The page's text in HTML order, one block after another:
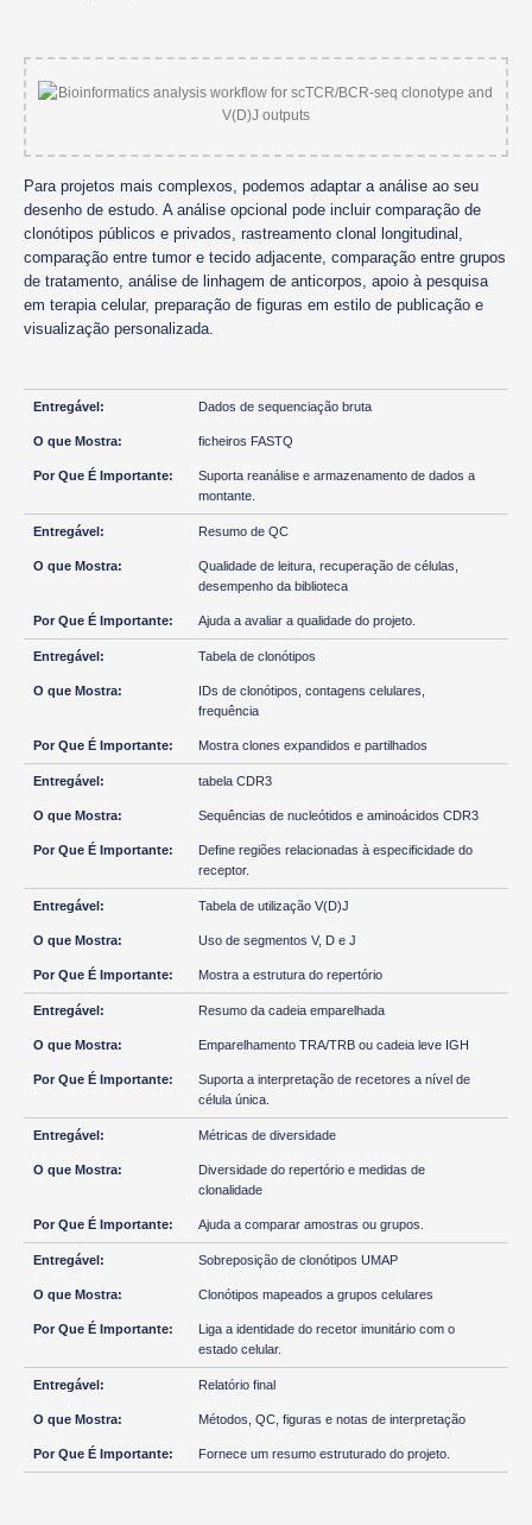
Para projetos mais complexos, podemos adaptar a análise ao seu
desenho de estudo. A análise opcional pode incluir comparação de
clonótipos públicos e privados, rastreamento clonal longitudinal,
comparação entre tumor e tecido adjacente, comparação entre grupos
de tratamento, análise de linhagem de anticorpos, apoio à pesquisa
em terapia celular, preparação de figuras em estilo de publicação e
visualização personalizada.
Dados de sequenciação bruta
ficheiros FASTQ
Suporta reanálise e armazenamento de dados a
montante.
Resumo de QC
Qualidade de leitura, recuperação de células,
desempenho da biblioteca
Ajuda a avaliar a qualidade do projeto.
Tabela de clonótipos
IDs de clonótipos, contagens celulares,
frequência
Mostra clones expandidos e partilhados
tabela CDR3
Sequências de nucleótidos e aminoácidos CDR3
Define regiões relacionadas à especificidade do
receptor.
Tabela de utilização V(D)J
Uso de segmentos V, D e J
Mostra a estrutura do repertório
Resumo da cadeia emparelhada
Emparelhamento TRA/TRB ou cadeia leve IGH
Suporta a interpretação de recetores a nível de
célula única.
Métricas de diversidade
Diversidade do repertório e medidas de
clonalidade
Ajuda a comparar amostras ou grupos.
Sobreposição de clonótipos UMAP
Clonótipos mapeados a grupos celulares
Liga a identidade do recetor imunitário com o
estado celular.
Relatório final
Métodos, QC, figuras e notas de interpretação
Fornece um resumo estruturado do projeto.